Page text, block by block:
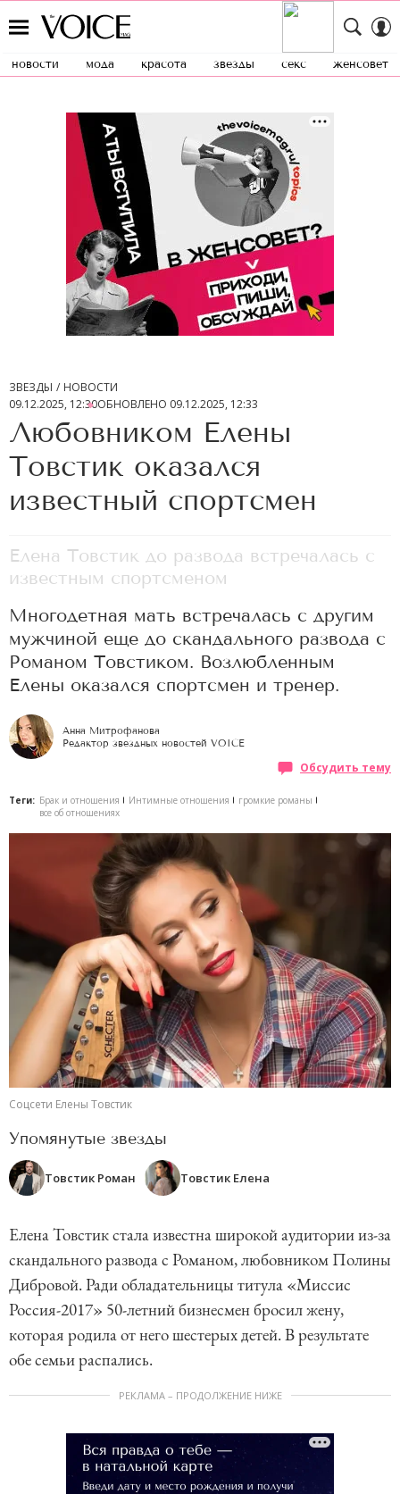
новости мода красота звезды секс женсовет
ЗВЕЗДЫ
НОВОСТИ
09.12.2025, 12:30ОБНОВЛЕНО 09.12.2025, 12:33
Любовником Елены
Товстик оказался
известный спортсмен
Елена Товстик до развода встречалась с
известным спортсменом
Многодетная мать встречалась с другим
мужчиной еще до скандального развода с
Романом Товстиком. Возлюбленным
Елены оказался спортсмен и тренер.
Анна Митрофанова
Редактор звездных новостей VOICE
Обсудить тему
Теги: Брак и отношения Интимные отношения
громкие романы
все об отношениях
Соцсети Елены Товстик
Упомянутые звезды
Товстик Роман Товстик Елена
Елена Товстик стала известна широкой аудитории из-за
скандального развода с Романом, любовником Полины
Дибровой. Ради обладательницы титула «Миссис
Россия-2017» 50-летний бизнесмен бросил жену,
которая родила от него шестерых детей. В результате
обе семьи распались.
РЕКЛАМА – ПРОДОЛЖЕНИЕ НИЖЕ